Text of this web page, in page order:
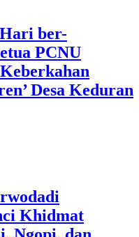
ber-
PCNU
Desa Keduran
Khidmat